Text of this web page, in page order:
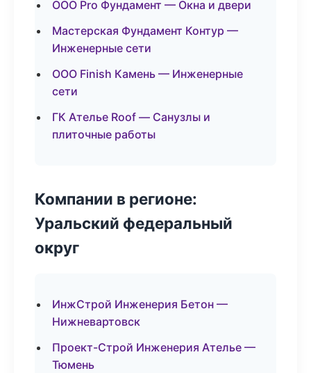
ООО Pro Фундамент — Окна и двери
Мастерская Фундамент Контур —
Инженерные сети
ООО Finish Камень — Инженерные
сети
ГК Ателье Roof — Санузлы и
плиточные работы
Компании в регионе:
Уральский федеральный
округ
ИнжСтрой Инженерия Бетон —
Нижневартовск
Проект-Строй Инженерия Ателье —
Тюмень